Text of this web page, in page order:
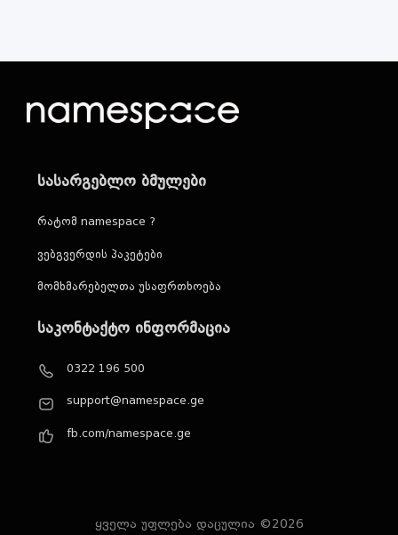
სასარგებლო ბმულები
რატომ namespace ?
ვებგვერდის პაკეტები
მომხმარებელთა უსაფრთხოება
საკონტაქტო ინფორმაცია
0322 196 500
support@namespace.ge
fb.com/namespace.ge
ყველა უფლება დაცულია ©2026